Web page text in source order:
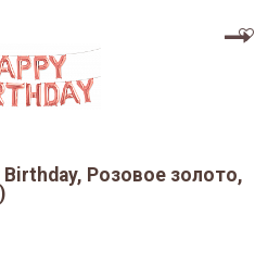
Розовое золото,